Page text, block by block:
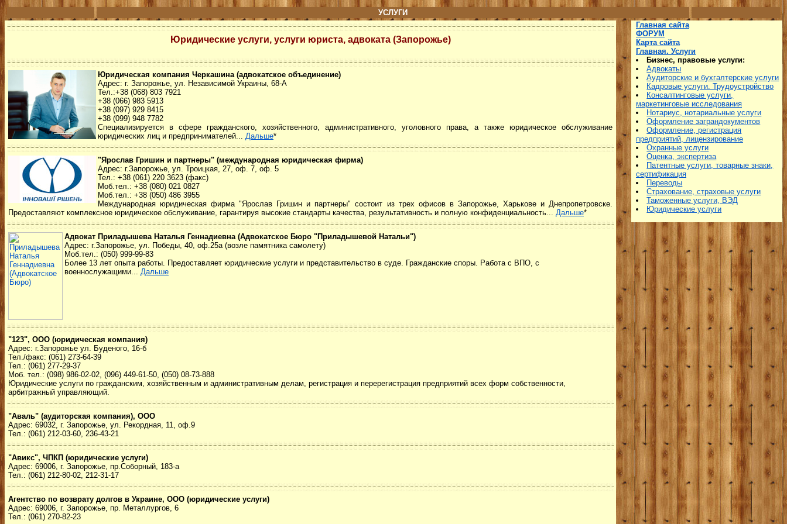
УСЛУГИ
Юридические услуги, услуги юриста, адвоката (Запорожье)
Юридическая компания Черкашина (адвокатское объединение)
Адрес: г. Запорожье, ул. Независимой Украины, 68-А
Тел.:+38 (068) 803 7921
+38 (066) 983 5913
+38 (097) 929 8415
+38 (099) 948 7782
Специализируется в сфере гражданского, хозяйственного, административного, уголовного права, а также юридическое обслуживание
юридических лиц и предпринимателей... Дальше*
"Ярослав Гришин и партнеры" (международная юридическая фирма)
Адрес: г.Запорожье, ул. Троицкая, 27, оф. 7, оф. 5
Тел.: +38 (061) 220 3623 (факс)
Моб.тел.: +38 (080) 021 0827
Моб.тел.: +38 (050) 486 3955
Международная юридическая фирма "Ярослав Гришин и партнеры" состоит из трех офисов в Запорожье, Харькове и Днепропетровске.
Предоставляют комплексное юридическое обслуживание, гарантируя высокие стандарты качества, результативность и полную конфиденциальность... Дальше*
Адвокат Приладышева Наталья Геннадиевна (Адвокатское Бюро "Приладышевой Натальи")
Адрес: г.Запорожье, ул. Победы, 40, оф.25а (возле памятника самолету)
Моб.тел.: (050) 999-99-83
Более 13 лет опыта работы. Предоставляет юридические услуги и представительство в суде. Гражданские споры. Работа с ВПО, с
военнослужащими... Дальше
"123", ООО (юридическая компания)
Адрес: г.Запорожье ул. Буденого, 16-б
Тел./факс: (061) 273-64-39
Тел.: (061) 277-29-37
Моб. тел.: (098) 986-02-02, (096) 449-61-50, (050) 08-73-888
Юридические услуги по гражданским, хозяйственным и административным делам, регистрация и перерегистрация предприятий всех форм собственности,
арбитражный управляющий.
"Аваль" (аудиторская компания), ООО
Адрес: 69032, г. Запорожье, ул. Рекордная, 11, оф.9
Тел.: (061) 212-03-60, 236-43-21
"Авикс", ЧПКП (юридические услуги)
Адрес: 69006, г. Запорожье, пр.Соборный, 183-а
Тел.: (061) 212-80-02, 212-31-17
Агентство по возврату долгов в Украине, ООО (юридические услуги)
Адрес: 69006, г. Запорожье, пр. Металлургов, 6
Тел.: (061) 270-82-23
Главная сайта
ФОРУМ
Карта сайта
Главная. Услуги
Бизнес, правовые услуги:
Адвокаты
Аудиторские и бухгалтерские услуги
Кадровые услуги. Трудоустройство
Консалтинговые услуги,
маркетинговые исследования
Нотариус, нотариальные услуги
Оформление заграндокументов
Оформление, регистрация
предприятий, лицензирование
Охранные услуги
Оценка, экспертиза
Патентные услуги, товарные знаки,
сертификация
Переводы
Страхование, страховые услуги
Таможенные услуги, ВЭД
Юридические услуги